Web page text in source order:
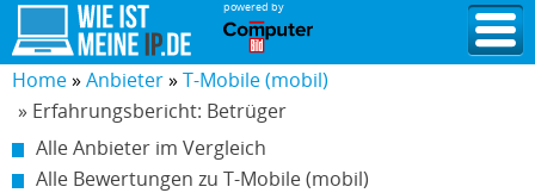
powered by
Home Anbieter
T-Mobile (mobil)
» Erfahrungsbericht: Betrüger
Alle Anbieter im Vergleich
Alle Bewertungen zu T-Mobile (mobil)